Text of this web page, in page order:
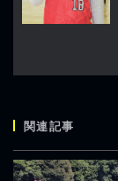
関連記事